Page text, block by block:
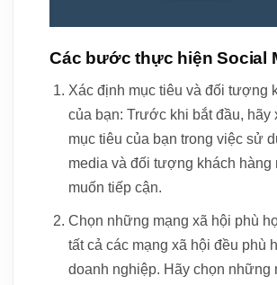
Các bước thực hiện Social
Xác định mục tiêu và đối tượng
của bạn: Trước khi bắt đầu, hãy
mục tiêu của bạn trong việc sử
media và đối tượng khách hàng
muốn tiếp cận.
Chọn những mạng xã hội phù
tất cả các mạng xã hội đều phù
doanh nghiệp. Hãy chọn những